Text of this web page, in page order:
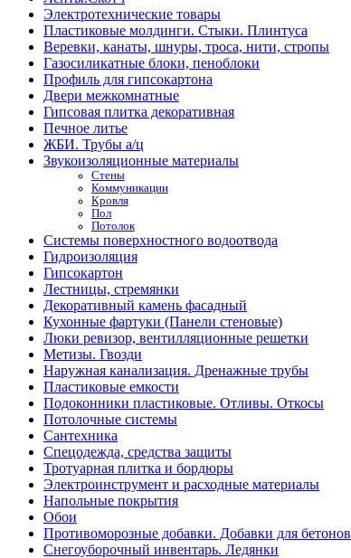
Электротехнические товары
Пластиковые молдинги. Стыки. Плинтуса
Веревки, канаты, шнуры, троса, нити, стропы
Газосиликатные блоки, пеноблоки
Профиль для гипсокартона
Двери межкомнатные
Гипсовая плитка декоративная
Печное литье
ЖБИ. Трубы а/ц
Звукоизоляционные материалы
Стены
Коммуникации
Кровля
Пол
Потолок
Системы поверхностного водоотвода
Гидроизоляция
Гипсокартон
Лестницы, стремянки
Декоративный камень фасадный
Кухонные фартуки (Панели стеновые)
Люки ревизор, вентилляционные решетки
Метизы. Гвозди
Наружная канализация. Дренажные трубы
Пластиковые емкости
Подоконники пластиковые. Отливы. Откосы
Потолочные системы
Сантехника
Спецодежда, средства защиты
Тротуарная плитка и бордюры
Электроинструмент и расходные материалы
Напольные покрытия
Обои
Противоморозные добавки. Добавки для бетонов
Снегоуборочный инвентарь. Ледянки